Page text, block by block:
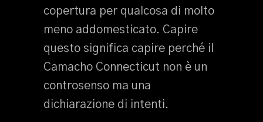
copertura per qualcosa di molto
meno addomesticato. Capire
questo significa capire perché il
Camacho Connecticut non è un
controsenso ma una
dichiarazione di intenti.